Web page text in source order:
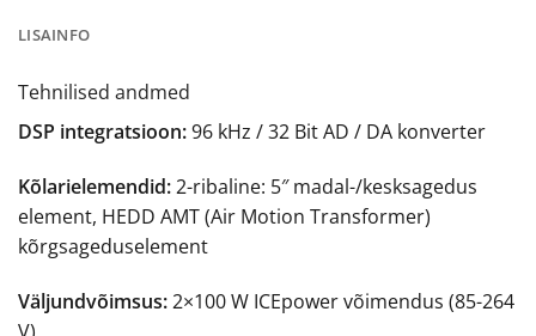
LISAINFO
Tehnilised andmed
DSP integratsioon:96 kHz / 32 Bit AD / DA konverter
Kõlarielemendid:2-ribaline: 5″ madal-/kesksagedus
element, HEDD AMT (Air Motion Transformer)
kõrgsageduselement
Väljundvõimsus:2×100 W ICEpower võimendus (85-264